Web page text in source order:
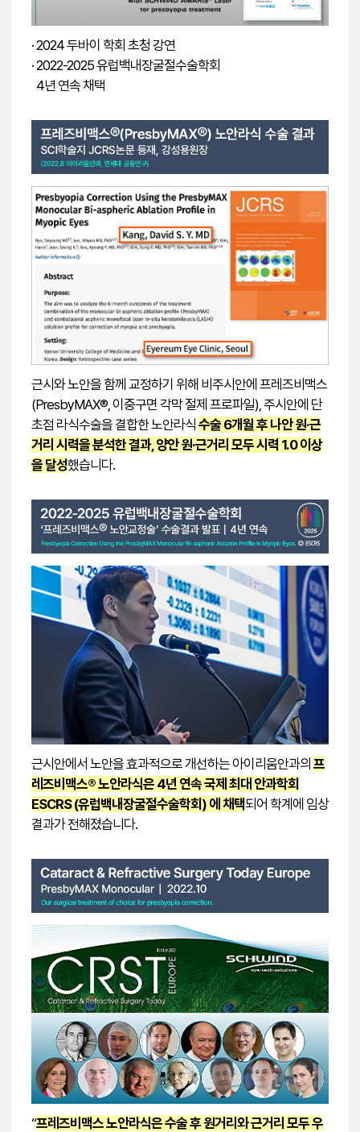
· 2024 두바이 학회 초청 강연
· 2022-2025 유럽백내장굴절수술학회
4년 연속 채택
근시와 노안을 함께 교정하기 위해 비주시안에 프레즈비맥스
(PresbyMAX®, 이중구면 각막 절제 프로파일), 주시안에 단
초점 라식수술을 결합한 노안라식 수술 6개월 후 나안 원·근
거리 시력을 분석한 결과, 양안 원·근거리 모두 시력 1.0 이상
을 달성했습니다.
근시안에서 노안을 효과적으로 개선하는 아이리움안과의 프
레즈비맥스® 노안라식은 4년 연속 국제 최대 안과학회
ESCRS (유럽백내장굴절수술학회) 에 채택되어 학계에 임상
결과가 전해졌습니다.
“프레즈비맥스 노안라식은 수술 후 원거리와 근거리 모두 우